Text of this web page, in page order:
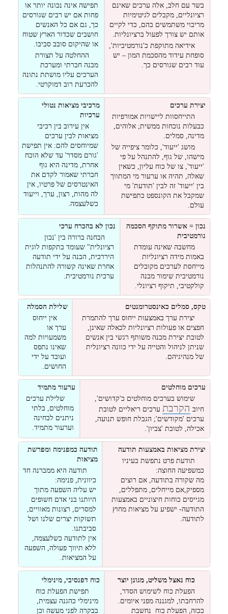
בשר עם חלב, אלה ערכים שאינם
רציונליים, מקבלים לגיטימיות
מריבוי משתמשים בהם, כדי לקיים
אותם יש צורך לפעול ברציונליות.
אידיאה מתוקפת כ'נורמטיביות',
סופחת עידוד מהסכמת המון – יש
עוד רבים שגורסים כך.
תפישה אינה נכונה יותר או
פחות אם יש רבים שגורסים
כך, גם אם כל האנשים
חושבים שכדור הארץ שטוח
או שהיקום סובב סביבו.
ההחלטה על תצורת
מבנה חברתי ומערכת
הערכים עליו מושתת נתונה
להכרעת רוב דמוקרטי.
יצירת ערכים
התייחסוות ליישויות אמורפיות
כבעלות נוכחות ממשית; אלוהים,
מדינה, סמלים.
מושג 'ייעוד', כלומר ציפייה של
מישהו, של גוף, להתנהל על פי
'ייעוד', צו של כוח עליון, כשאין
שאלה, תהיה או ערעור מי המתווך
בין 'ייעוד' זה לבין 'תודעת' מי
שמקבל את הקונספט כתפישת
עולם.
מרכיבי מציאות נטולי
ערכיות
אין עירוב בין רכיבי
מציאות לבין ערכים
שמיוחסים להם: אין תפישת
'גורם מסדר' עד שלא הוכח
אחרת, מדינה היא גוף
חברתי שאמור לקדם את
האינטרסים של פרטיו, אין
לה מהות, רצון, ערך, וייעוד
כשלעצמה.
נכון = אשרור מתוקף הסכמה
נורמטיבית
מחשבה שאינה עומדת
באמות מידה רציונליות
מייחסת לערכים מקובלים
נורמטיבית שימור מבנה
קולקטיבי, תיקוף רציונלי.
נכון לא בהכרח ערכי
הבחנה ברורה בין 'נכון
רציונלית" שעומד בתקפות לוגית
היררכית, הבנה על ידי תודעה
אחרת שאינה קשורה להתנהלות
ערכית נורמטיבית.
טקס, סמלים כאינסטרומנטים
יצירת ערך באמצעות ייחוס ערך להתמרת
חפצים או פעולות רציונליות לכאלה שאינן,
לטובת יצירת מכנה משותף רגשי בין אנשים
שניתן לניהול והטייה על ידי כוונה רציונלית
של מנהיגיהם.
שלילת הסמלה
אין ייחוס
ערך או
משמעויות למה
שאינו נתפס
ועובד על ידי
החושים.
ערכים מוחלטים
שימוש בערכים מוחלטים כ'קדושים',
חיוב הקרבת ערכים ריאליים לטובת
ערכים 'מקודשים'; הגבלת חופש תנועה,
אכילה, לטובת 'צביון'.
ערעור מתמיד
שלילת ערכים
מוחלטים, בלתי
ניתנים לבחינה
וערעור מתמיד.
יצירת מציאות באמצעות תודעה
תודעת פרט נתפשת בעיניו
כמשפיעה החוצה:
מה שקורה בתודעה, אם רוצים
מספיק,אם מייחלים, מתפללים,
מגייסים כוחות חיצוניים באמצעות
התודעה- ישפיע על מציאות מחוץ
לתודעה.
תודעה כמפנימה ומפרשת
מציאות
תודעה היא ממברנה חד
כיוונית, פנימה:
יש עליה השפעה מתוך
היותנו בני אדם חשופים
למסרים, רצונות מאוויים,
תשוקות יצרים שלנו ושל
סביבתנו.
אין לתודעה כשלעצמה,
ללא תיווך פעולה, השפעה
על המציאות.
כוח נאצל משליט, מגונן יוצר
הפעלת כוח לשימוש הסדר,
להרחבתו, למגננה מפני איומים.
ככזה, הפעלת כוח נחשבת
כוח דפנסיבי, מינימלי
תפישת הפעלת כוח
מינימלי כהגנה עצמית,
בבקרה לפני מעשה וכן